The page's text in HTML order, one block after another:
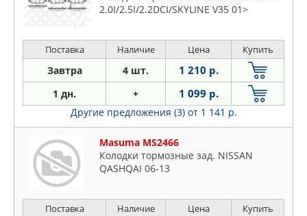
2.0I/2.5I/2.2DCI/SKYLINE V35 01>
Поставка Наличие Цена Купить
Завтра 4 шт. 1 210 р.
1 дн. + 1 099 р.
Другие предложения (3) от 1 141 р.
Masuma MS2466
Колодки тормозные зад. NISSAN
QASHQAI 06-13
Поставка Наличие Цена Купить